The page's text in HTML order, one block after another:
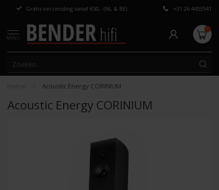
Gratis verzending vanaf €50,- (NL & BE) Persoonlijk
+31 26 4453541
MENU
Home Acoustic Energy CORINIUM
Acoustic Energy CORINIUM